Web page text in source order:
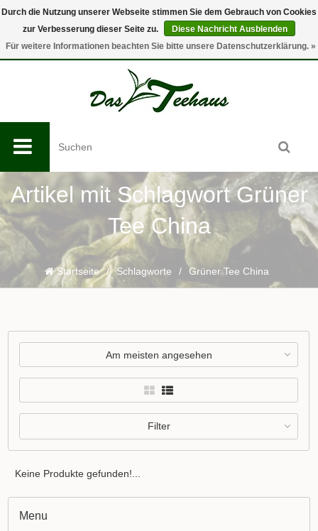
0
Artikel mit Schlagwort Grüner
Tee China
Startseite / Schlagworte / Grüner Tee China
Am meisten angesehen
Filter
Keine Produkte gefunden!...
Menu
Durch die Nutzung unserer Webseite stimmen Sie dem Gebrauch von Cookies
zur Verbesserung dieser Seite zu.
Diese Nachricht Ausblenden
Für weitere Informationen beachten Sie bitte unsere Datenschutzerklärung. »